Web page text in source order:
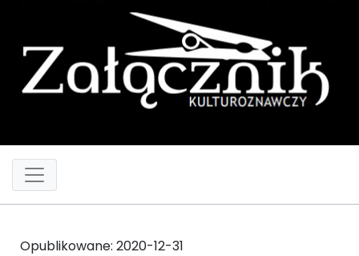
Opublikowane: 2020-12-31